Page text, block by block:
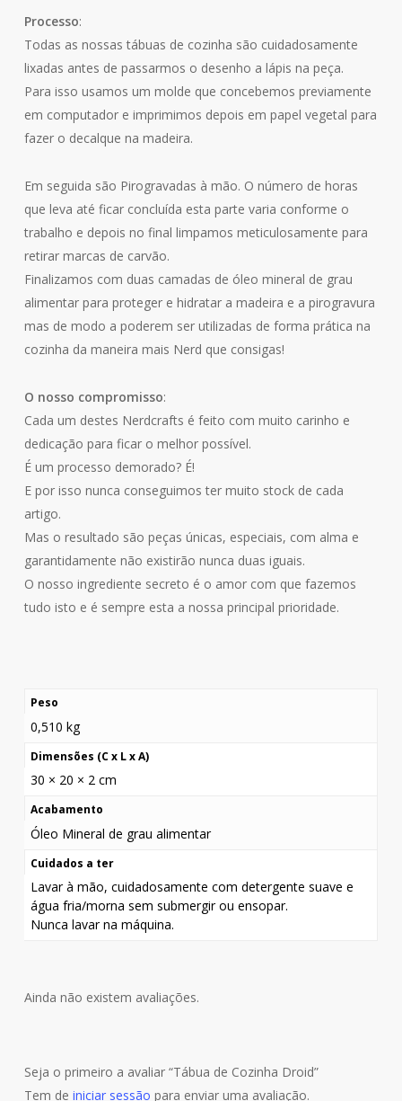
Processo:
Todas as nossas tábuas de cozinha são cuidadosamente
lixadas antes de passarmos o desenho a lápis na peça.
Para isso usamos um molde que concebemos previamente
em computador e imprimimos depois em papel vegetal para
fazer o decalque na madeira.
Em seguida são Pirogravadas à mão. O número de horas
que leva até ficar concluída esta parte varia conforme o
trabalho e depois no final limpamos meticulosamente para
retirar marcas de carvão.
Finalizamos com duas camadas de óleo mineral de grau
alimentar para proteger e hidratar a madeira e a pirogravura
mas de modo a poderem ser utilizadas de forma prática na
cozinha da maneira mais Nerd que consigas!
O nosso compromisso:
Cada um destes Nerdcrafts é feito com muito carinho e
dedicação para ficar o melhor possível.
É um processo demorado? É!
E por isso nunca conseguimos ter muito stock de cada
artigo.
Mas o resultado são peças únicas, especiais, com alma e
garantidamente não existirão nunca duas iguais.
O nosso ingrediente secreto é o amor com que fazemos
tudo isto e é sempre esta a nossa principal prioridade.
Peso
0,510 kg
Dimensões (C x L x A)
30 × 20 × 2 cm
Acabamento
Óleo Mineral de grau alimentar
Cuidados a ter
Lavar à mão, cuidadosamente com detergente suave e
água fria/morna sem submergir ou ensopar.
Nunca lavar na máquina.
Ainda não existem avaliações.
Seja o primeiro a avaliar “Tábua de Cozinha Droid”
Tem de iniciar sessão para enviar uma avaliação.
Marketing
Partilhar os teus
interesses e
comportamentos
enquanto visitas
possibilidade de
veres conteúdos
e ofertas
personalizados.